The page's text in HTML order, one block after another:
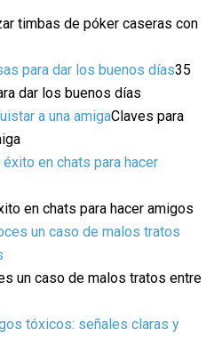
timbas de póker caseras con
35
dar los buenos días
Claves para
en chats para hacer amigos
un caso de malos tratos entre